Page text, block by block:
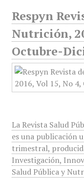
Respyn
Nutrición,
Octubre-
La Revista Salud
es una publicación
trimestral,
Investigación,
Salud Pública y